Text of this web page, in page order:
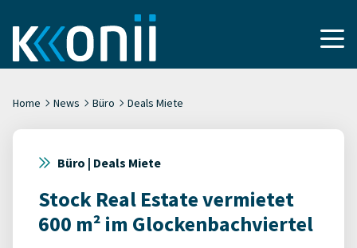
Home News Büro Deals Miete
Büro | Deals Miete
Stock Real Estate vermietet
600 m² im Glockenbachviertel